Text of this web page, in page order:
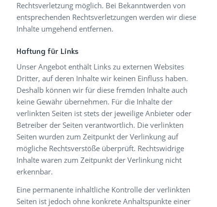
Rechtsverletzung möglich. Bei Bekanntwerden von
entsprechenden Rechtsverletzungen werden wir diese
Inhalte umgehend entfernen.
Haftung für Links
Unser Angebot enthält Links zu externen Websites
Dritter, auf deren Inhalte wir keinen Einfluss haben.
Deshalb können wir für diese fremden Inhalte auch
keine Gewähr übernehmen. Für die Inhalte der
verlinkten Seiten ist stets der jeweilige Anbieter oder
Betreiber der Seiten verantwortlich. Die verlinkten
Seiten wurden zum Zeitpunkt der Verlinkung auf
mögliche Rechtsverstöße überprüft. Rechtswidrige
Inhalte waren zum Zeitpunkt der Verlinkung nicht
erkennbar.
Eine permanente inhaltliche Kontrolle der verlinkten
Seiten ist jedoch ohne konkrete Anhaltspunkte einer